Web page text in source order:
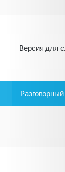
Версия для